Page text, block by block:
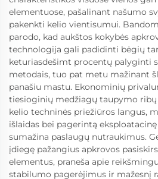
elementuose, pašalinant našumo
pakenkti kelio vientisumui.
parodo, kad aukštos kokybės
technologija gali padidinti bėgių
keturiasdešimt procentų palyginti
metodais, tuo pat metu mažinant
panašiu mastu. Ekonominių
tiesioginių medžiagų taupymo
kelio techninės priežiūros langus,
išlaidas bei pagerintą
sumažina paslaugų nutraukimus.
įdiegę pažangius apkrovos
elementus, praneša apie
stabilumo pagerėjimus ir mažesnį